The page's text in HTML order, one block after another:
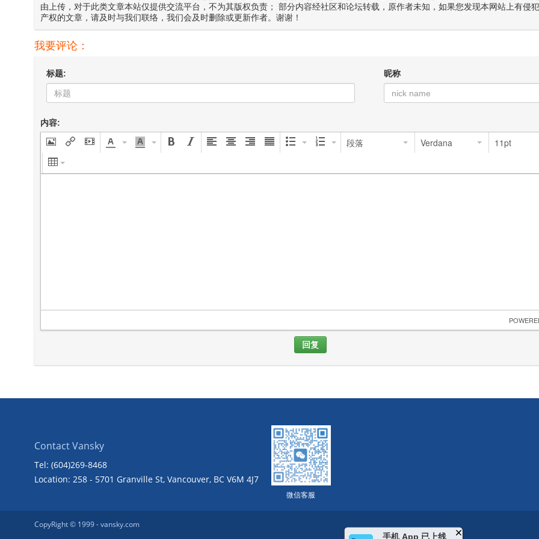
手机 App 已上线
由上传，对于此类文章本站仅提供交流平台，不为其版权负责； 部分内容经社区和论坛转载，原作者未知，如果您发现本网站上有侵
产权的文章，请及时与我们联络，我们会及时删除或更新作者。谢谢！
我要评论：
标题: 昵称
内容:
段落 Verdana 11pt
回复
Contact Vansky
Tel: (604)269-8468
Location: 258 - 5701 Granville St, Vancouver, BC V6M 4J7
微信客服
CopyRight © 1999 -vansky.com